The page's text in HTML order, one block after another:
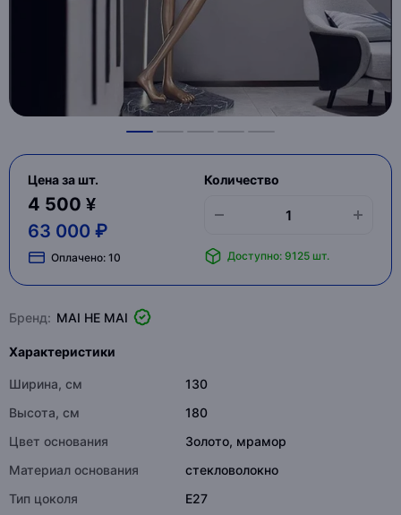
Цена за шт.
4 500 ¥
63 000 ₽
Оплачено: 10
Количество
Доступно: 9125 шт.
Бренд: MAI HE MAI
Характеристики
Ширина, см
130
Высота, см
180
Цвет основания
Золото, мрамор
Материал основания
стекловолокно
Тип цоколя
E27